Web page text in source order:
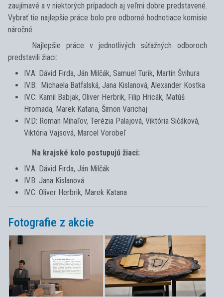
zaujímavé a v niektorých prípadoch aj veľmi dobre predstavené.
Vybrať tie najlepšie práce bolo pre odborné hodnotiace komisie
náročné.
Najlepšie práce v jednotlivých súťažných odboroch
predstavili žiaci:
IV.A: Dávid Firda, Ján Milčák, Samuel Turik, Martin Švihura
IV.B: Michaela Batfalská, Jana Kislanová, Alexander Kostka
IV.C: Kamil Babjak, Oliver Herbrik, Filip Hricák, Matúš
Hromada, Marek Katana, Šimon Varichaj
IV.D: Roman Mihaľov, Terézia Palajová, Viktória Sičáková,
Viktória Vajsová, Marcel Vorobeľ
Na krajské kolo postupujú žiaci:
IV.A: Dávid Firda, Ján Milčák
IV.B: Jana Kislanová
IV.C: Oliver Herbrik, Marek Katana
Fotografie z akcie